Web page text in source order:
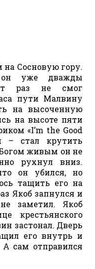
на Сосновую гору.
уже дважды
раз не смог
пути Малвину
на высоченную
на высоте пяти
«I’m the Good
– стал крутить
живым он не
рухнул вниз.
он убился, но
тащить его на
Якоб запнулся и
заметил. Якоб
крестьянского
застонал. Дверь
его внутрь и
сам отправился